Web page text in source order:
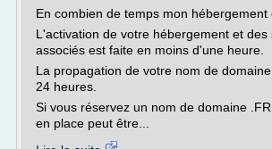
En combien de temps mon hébergement
L'activation de votre hébergement et des
associés est faite en moins d'une heure.
La propagation de votre nom de
24 heures.
Si vous réservez un nom de domaine
en place peut être...